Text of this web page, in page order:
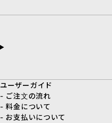
ユーザーガイド
- ご注文の流れ
- 料金について
- お支払いについて